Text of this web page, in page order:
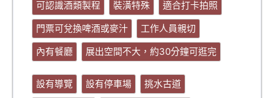
可認識酒類製程 裝潢特殊
適合打卡拍照
門票可兌換啤酒或麥汁
工作人員親切
內有餐廳
展出空間不大，約30分鐘可逛完
設有導覽 設有停車場
挑水古道